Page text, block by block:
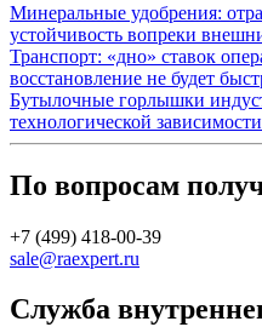
Минеральные удобрения:
устойчивость вопреки
Транспорт: «дно» ставок
восстановление не будет
Бутылочные горлышки
технологической зависимости
По вопросам
+7 (499) 418-00-39
sale@raexpert.ru
Служба